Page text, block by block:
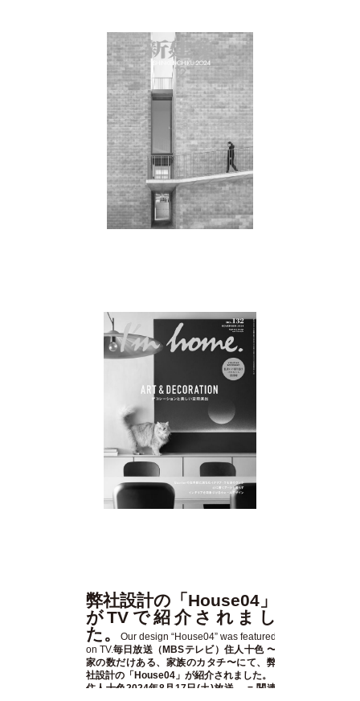
弊社設計の「House04」
がTVで紹介されまし
た。
Our design “House04” was featured
on TV.毎日放送（MBSテレビ）住人十色 〜
家の数だけある、家族のカタチ〜にて、弊
社設計の「House04」が紹介されました。
住人十色2024年8月17日(土)放送。 = 関連